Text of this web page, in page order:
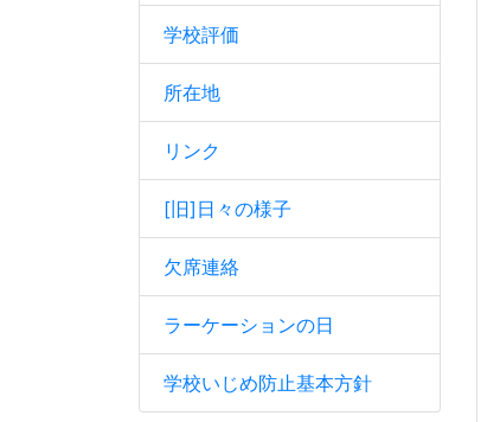
学校評価
所在地
リンク
[旧]日々の様子
欠席連絡
ラーケーションの日
学校いじめ防止基本方針